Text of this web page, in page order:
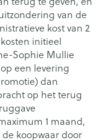
van de
kost van 2
initieel
Sophie Mullie
een levering
dan
op het terug
1 maand,
koopwaar door